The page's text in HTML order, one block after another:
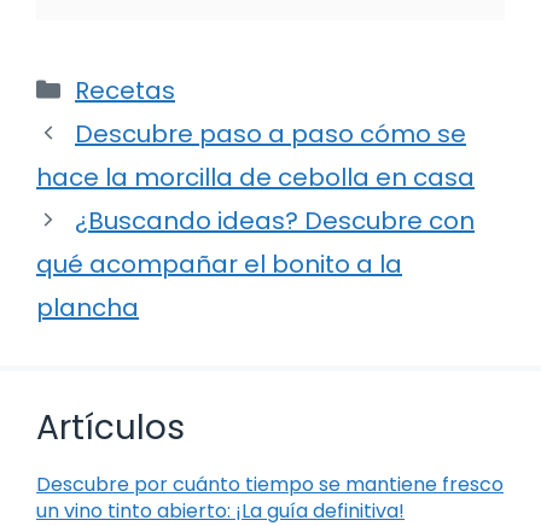
Categorías
Recetas
Descubre paso a paso cómo se
hace la morcilla de cebolla en casa
¿Buscando ideas? Descubre con
qué acompañar el bonito a la
plancha
Artículos
Descubre por cuánto tiempo se mantiene fresco
un vino tinto abierto: ¡La guía definitiva!